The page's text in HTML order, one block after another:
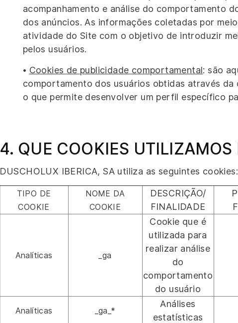
acompanhamento e análise do comportamento
dos anúncios. As informações coletadas por
atividade do Site com o objetivo de introduzir
pelos usuários.
• Cookies de publicidade comportamental: são
comportamento dos usuários obtidas através
o que permite desenvolver um perfil específico
4. QUE COOKIES UTILIZAMOS
DUSCHOLUX IBERICA, SA utiliza as seguintes cookies:
TIPO DE
COOKIE
NOME DA
COOKIE
DESCRIÇÃO/
FINALIDADE
Analíticas _ga
Cookie que é
utilizada para
realizar análise
do
comportamento
do usuário
Analíticas _ga_*
Análises
estatísticas